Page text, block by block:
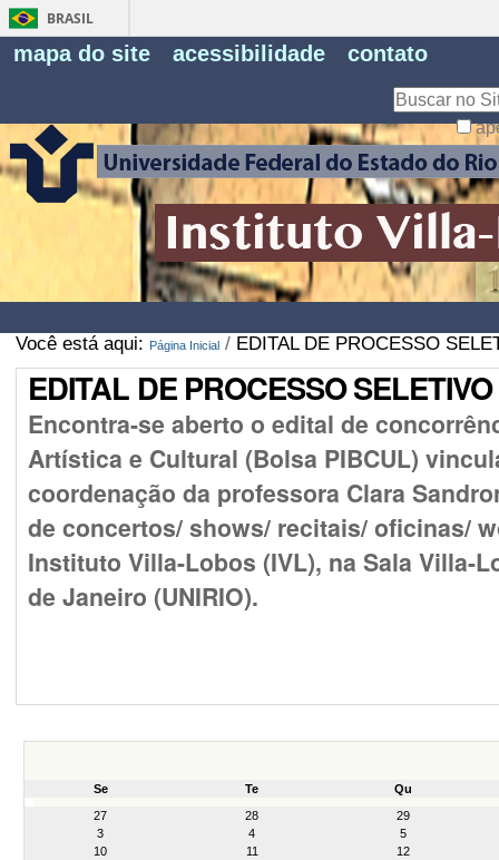
BRASIL
mapa do site acessibilidade contato
Você está aqui: Página Inicial / EDITAL DE PROCESSO
EDITAL DE PROCESSO
Encontra-se aberto o edital de
Artística e Cultural (Bolsa PIBCUL)
coordenação da professora Clara
de concertos/ shows/ recitais/ oficinas/
Instituto Villa-Lobos (IVL), na Sala Villa-
de Janeiro (UNIRIO).
Se Te
Qu
27
28
29
3
4
5
10
11
12